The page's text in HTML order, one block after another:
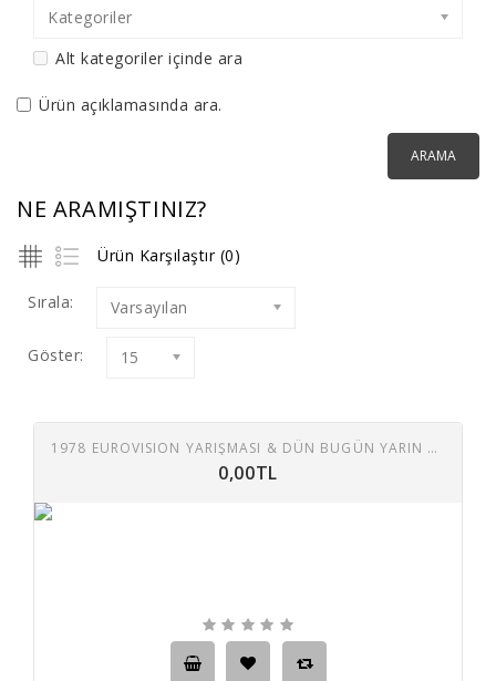
Kategoriler
Alt kategoriler içinde ara
Ürün açıklamasında ara.
NE ARAMIŞTINIZ?
Ürün Karşılaştır (0)
Sırala: Varsayılan
Göster: 15
1978 EUROVISION YARIŞMASI & DÜN BUGÜN YARIN ORK. - 45 LİK - İNSANIZ BİZ - VUR ŞU SAZIN TELLERİNE (ERTAN ANAPA, ESMERAY, FUNDA ANAPA, İSKENDER DOĞAN, KEREM YILMAZER ,MELİKE DEMİRAĞ 45 LIK PLAK
0,00TL